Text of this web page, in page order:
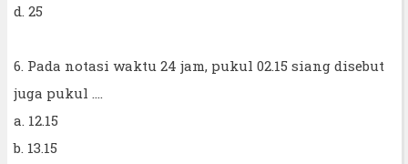
d. 25
6. Pada notasi waktu 24 jam, pukul 02.15 siang disebut
juga pukul ....
a. 12.15
b. 13.15